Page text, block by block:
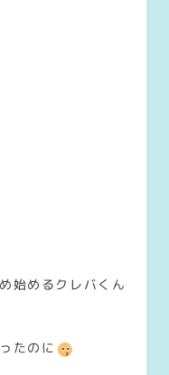
始めるクレバくん
たのに